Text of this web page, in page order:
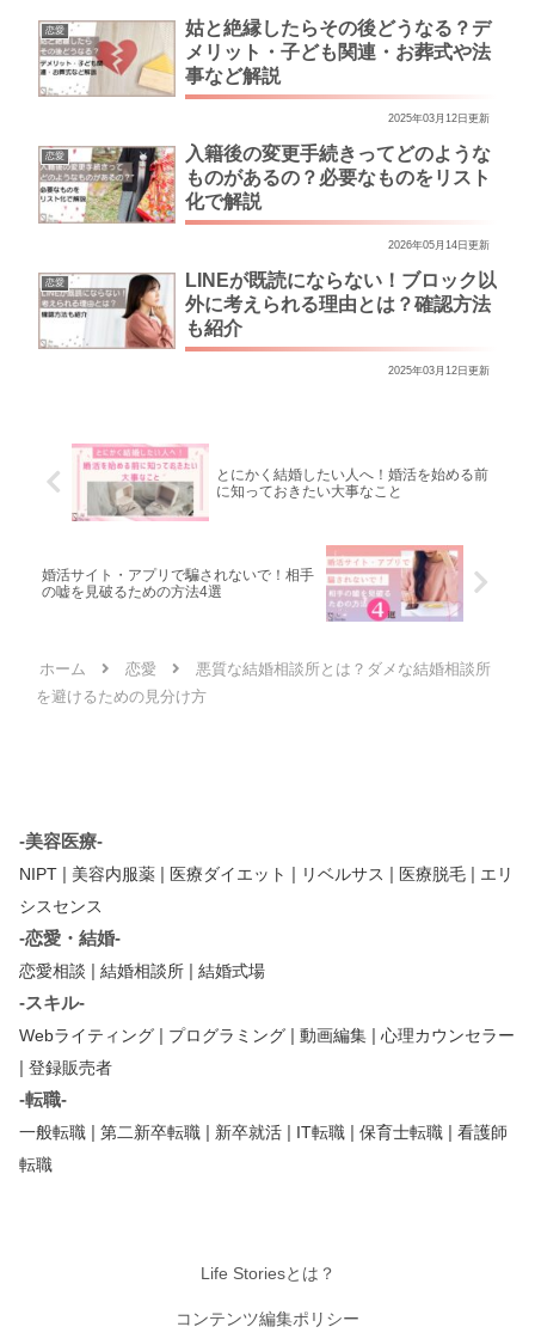
恋愛
姑と絶縁したらその後どうなる？デ
メリット・子ども関連・お葬式や法
事など解説
2025年03月12日更新
恋愛
入籍後の変更手続きってどのような
ものがあるの？必要なものをリスト
化で解説
2026年05月14日更新
恋愛
LINEが既読にならない！ブロック以
外に考えられる理由とは？確認方法
も紹介
2025年03月12日更新
とにかく結婚したい人へ！婚活を始める前
に知っておきたい大事なこと
婚活サイト・アプリで騙されないで！相手
の嘘を見破るための方法4選
ホーム 恋愛
悪質な結婚相談所とは？ダメな結婚相談所
を避けるための見分け方
-美容医療-
NIPT | 美容内服薬 | 医療ダイエット | リベルサス | 医療脱毛 | エリ
シスセンス
-恋愛・結婚-
恋愛相談 | 結婚相談所 | 結婚式場
-スキル-
Webライティング | プログラミング | 動画編集 | 心理カウンセラー
| 登録販売者
-転職-
一般転職 | 第二新卒転職 | 新卒就活 | IT転職 | 保育士転職 | 看護師
転職
Life Storiesとは？
コンテンツ編集ポリシー